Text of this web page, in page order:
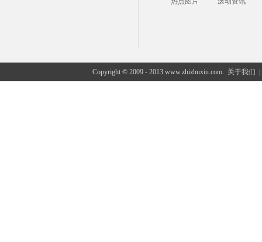
Copyright © 2009 - 2013 www.zhizhuxiu.com. 关于我们